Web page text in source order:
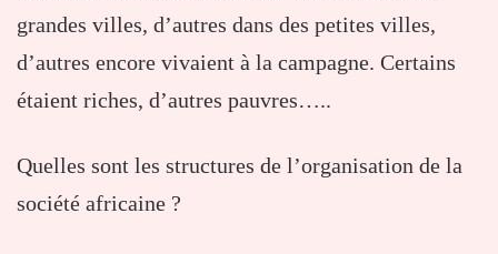
grandes villes, d’autres dans des petites villes,
d’autres encore vivaient à la campagne. Certains
étaient riches, d’autres pauvres…..
Quelles sont les structures de l’organisation de la
société africaine ?